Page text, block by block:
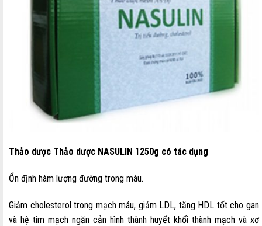
Thảo dược Thảo dược NASULIN 1250g có tác dụng
Ổn định hàm lượng đường trong máu.
Giảm cholesterol trong mạch máu, giảm LDL, tăng HDL tốt cho gan
và hệ tim mạch ngăn cản hình thành huyết khối thành mạch và xơ